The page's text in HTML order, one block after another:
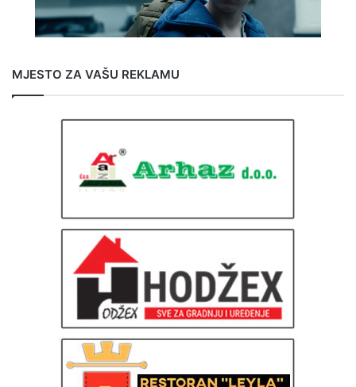
MJESTO ZA VAŠU REKLAMU